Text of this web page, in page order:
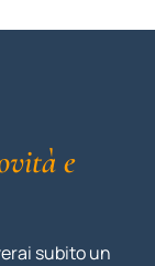
e
subito un